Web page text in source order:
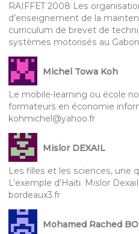
RAIFFET 2008 Les
d’enseignement de la
curriculum de brevet de
systèmes motorisés au
Michel Towa Koh
Le mobile-learning ou école
formateurs en économie
kohmichel@yahoo.fr
Mislor DEXAIL
Les filles et les sciences, une
L’exemple d’Haïti. Mislor
bordeaux3.fr
Mohamed Rached